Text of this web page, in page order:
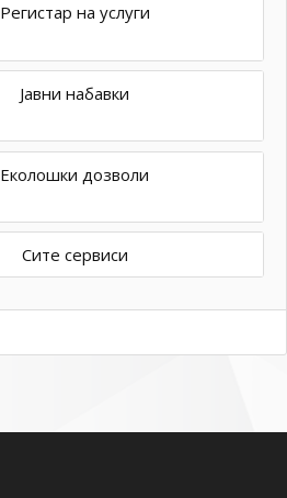
Регистар на услуги
Јавни набавки
Еколошки дозволи
Сите сервиси